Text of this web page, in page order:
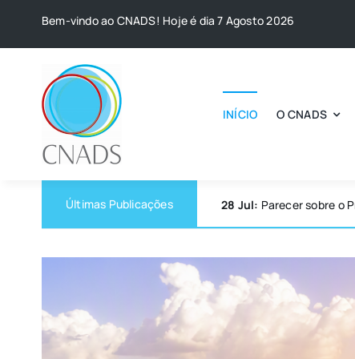
Bem-vindo ao CNADS! Hoje é dia 7 Agosto 2026
INÍCIO O CNADS
Últimas Publicações 28 Jul: Parecer sobre o